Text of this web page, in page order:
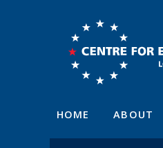
HOME ABOUT